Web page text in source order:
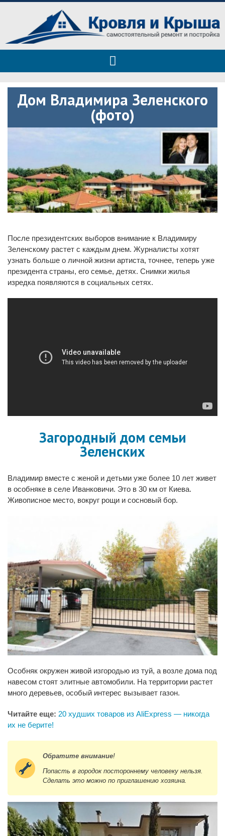
Roof tops — только полезные
советы
Полезные советы при строительстве дома и ремонте
Дом Владимира Зеленского
(фото)
После президентских выборов внимание к Владимиру
Зеленскому растет с каждым днем. Журналисты хотят
узнать больше о личной жизни артиста, точнее, теперь уже
президента страны, его семье, детях. Снимки жилья
изредка появляются в социальных сетях.
Загородный дом семьи
Зеленских
Владимир вместе с женой и детьми уже более 10 лет живет
в особняке в селе Иванковичи. Это в 30 км от Киева.
Живописное место, вокруг рощи и сосновый бор.
Особняк окружен живой изгородью из туй, а возле дома под
навесом стоят элитные автомобили. На территории растет
много деревьев, особый интерес вызывает газон.
Читайте еще: 20 худших товаров из AliExpress — никогда
их не берите!
Обратите внимание!
Попасть в городок постороннему человеку нельзя.
Сделать это можно по приглашению хозяина.